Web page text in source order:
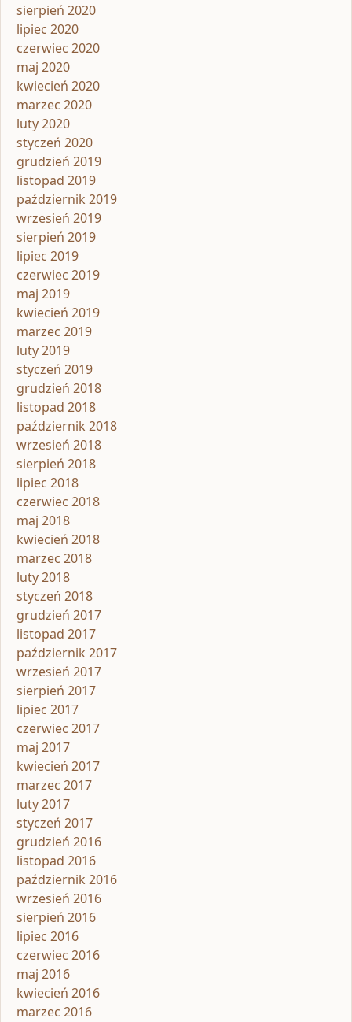
sierpień 2020
lipiec 2020
czerwiec 2020
maj 2020
kwiecień 2020
marzec 2020
luty 2020
styczeń 2020
grudzień 2019
listopad 2019
październik 2019
wrzesień 2019
sierpień 2019
lipiec 2019
czerwiec 2019
maj 2019
kwiecień 2019
marzec 2019
luty 2019
styczeń 2019
grudzień 2018
listopad 2018
październik 2018
wrzesień 2018
sierpień 2018
lipiec 2018
czerwiec 2018
maj 2018
kwiecień 2018
marzec 2018
luty 2018
styczeń 2018
grudzień 2017
listopad 2017
październik 2017
wrzesień 2017
sierpień 2017
lipiec 2017
czerwiec 2017
maj 2017
kwiecień 2017
marzec 2017
luty 2017
styczeń 2017
grudzień 2016
listopad 2016
październik 2016
wrzesień 2016
sierpień 2016
lipiec 2016
czerwiec 2016
maj 2016
kwiecień 2016
marzec 2016